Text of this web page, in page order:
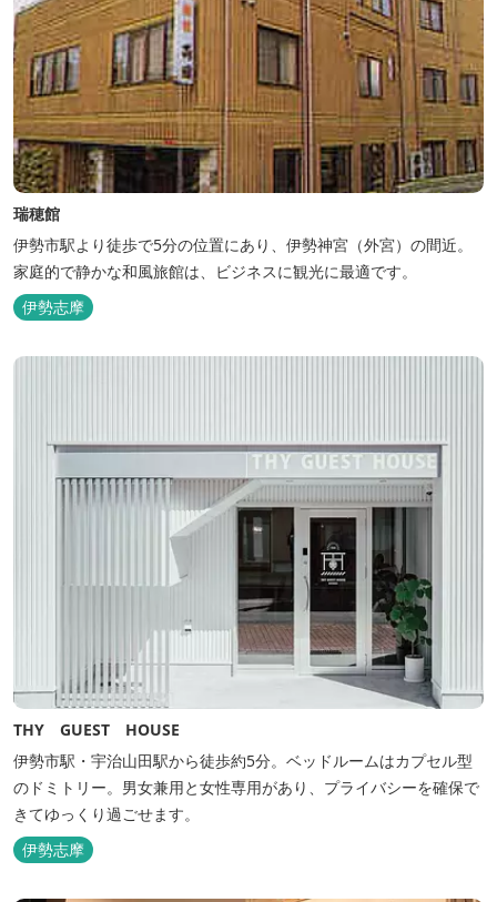
瑞穂館
伊勢市駅より徒歩で5分の位置にあり、伊勢神宮（外宮）の間近。
家庭的で静かな和風旅館は、ビジネスに観光に最適です。
伊勢志摩
THY GUEST HOUSE
伊勢市駅・宇治山田駅から徒歩約5分。ベッドルームはカプセル型
のドミトリー。男女兼用と女性専用があり、プライバシーを確保で
きてゆっくり過ごせます。
伊勢志摩